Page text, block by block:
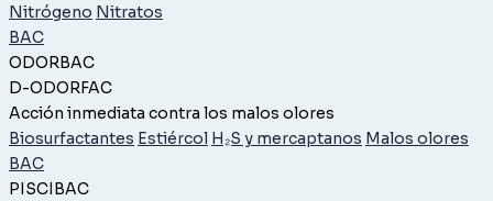
Nitrógeno Nitratos
BAC
ODORBAC
D-ODORFAC
Acción inmediata contra los malos olores
Biosurfactantes Estiércol H₂S y mercaptanos Malos olores
BAC
PISCIBAC